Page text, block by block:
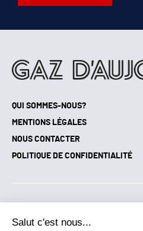
QUI SOMMES-NOUS?
MENTIONS LÉGALES
NOUS CONTACTER
POLITIQUE DE CONFIDENTIALITÉ